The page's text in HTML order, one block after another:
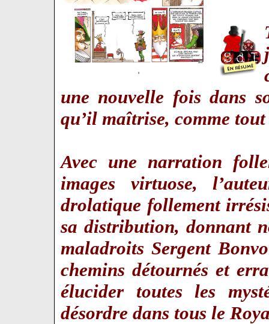
une nouvelle fois dans
qu’il maîtrise, comme
Avec une narration
images virtuose,
drolatique follement
sa distribution, donnant
maladroits Sergent
chemins détournés et
élucider toutes les
désordre dans tous le